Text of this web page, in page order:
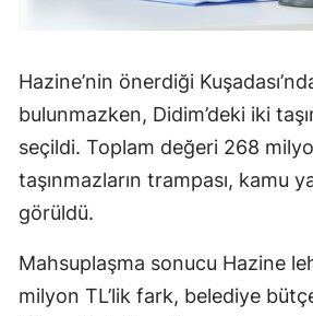
Hazine’nin önerdiği
bulunmazken, Didim’deki iki
seçildi. Toplam değeri 268
taşınmazların trampası, kamu
görüldü.
Mahsuplaşma sonucu Hazine
milyon TL’lik fark, belediye